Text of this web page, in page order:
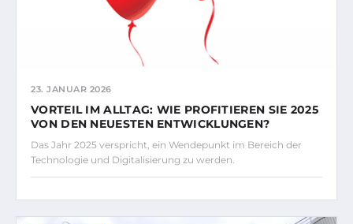
23. JANUAR 2026
VORTEIL IM ALLTAG: WIE PROFITIEREN SIE 2025
VON DEN NEUESTEN ENTWICKLUNGEN?
Das Jahr 2025 verspricht, ein Wendepunkt im Bereich der
Technologie und Digitalisierung zu werden.